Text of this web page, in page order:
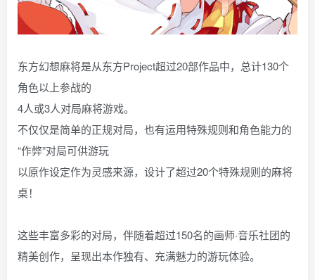
东方幻想麻将是从东方Project超过20部作品中，总计130个
角色以上参战的
4人或3人对局麻将游戏。
不仅仅是简单的正规对局，也有运用特殊规则和角色能力的
“作弊”对局可供游玩
以原作设定作为灵感来源，设计了超过20个特殊规则的麻将
桌！
这些丰富多彩的对局，伴随着超过150名的画师·音乐社团的
精美创作，呈现出本作独有、充满魅力的游玩体验。